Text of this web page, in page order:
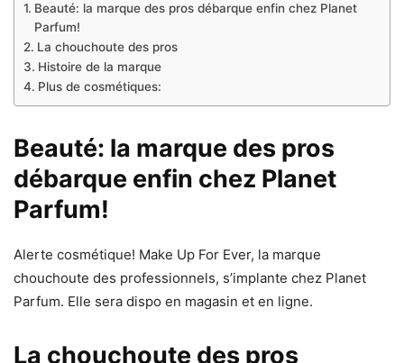
Beauté: la marque des pros débarque enfin chez Planet
Parfum!
La chouchoute des pros
Histoire de la marque
Plus de cosmétiques:
Beauté: la marque des pros
débarque enfin chez Planet
Parfum!
Alerte cosmétique! Make Up For Ever, la marque
chouchoute des professionnels, s’implante chez Planet
Parfum. Elle sera dispo en magasin et en ligne.
La chouchoute des pros